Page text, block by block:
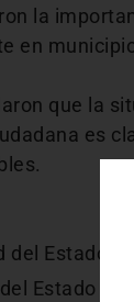
la
en
que la
es
Estado de
Estado de